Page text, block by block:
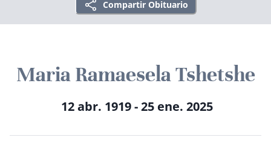
Compartir Obituario
Maria Ramaesela Tshetshe
12 abr. 1919 - 25 ene. 2025